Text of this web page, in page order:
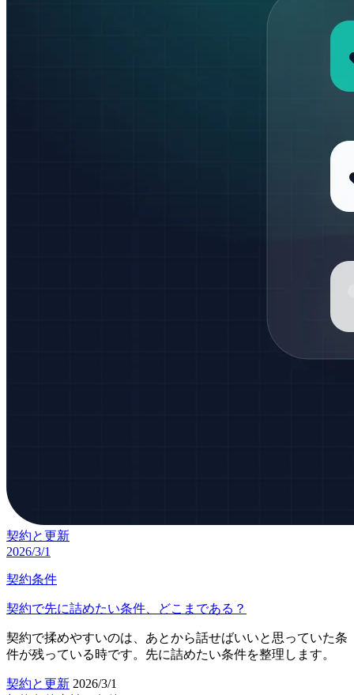
契約と更新
2026/3/1
契約条件
契約で先に詰めたい条件、どこまである？
契約で揉めやすいのは、あとから話せばいいと思っていた条
件が残っている時です。先に詰めたい条件を整理します。
契約と更新 2026/3/1